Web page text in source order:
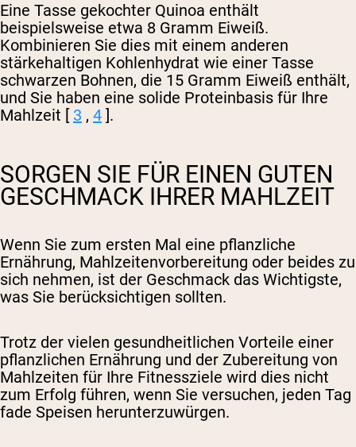
Eine Tasse gekochter Quinoa enthält
beispielsweise etwa 8 Gramm Eiweiß.
Kombinieren Sie dies mit einem anderen
stärkehaltigen Kohlenhydrat wie einer Tasse
schwarzen Bohnen, die 15 Gramm Eiweiß enthält,
und Sie haben eine solide Proteinbasis für Ihre
Mahlzeit [ 3 , 4 ].
SORGEN SIE FÜR EINEN GUTEN
GESCHMACK IHRER MAHLZEIT
Wenn Sie zum ersten Mal eine pflanzliche
Ernährung, Mahlzeitenvorbereitung oder beides zu
sich nehmen, ist der Geschmack das Wichtigste,
was Sie berücksichtigen sollten.
Trotz der vielen gesundheitlichen Vorteile einer
pflanzlichen Ernährung und der Zubereitung von
Mahlzeiten für Ihre Fitnessziele wird dies nicht
zum Erfolg führen, wenn Sie versuchen, jeden Tag
fade Speisen herunterzuwürgen.